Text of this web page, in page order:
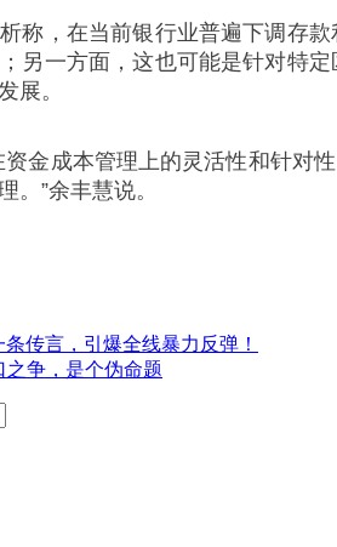
称，在当前银行业普遍下调存
另一方面，这也可能是针对特
展。
资金成本管理上的灵活性和针对
。”余丰慧说。
传言，引爆全线暴力反弹！
之争，是个伪命题